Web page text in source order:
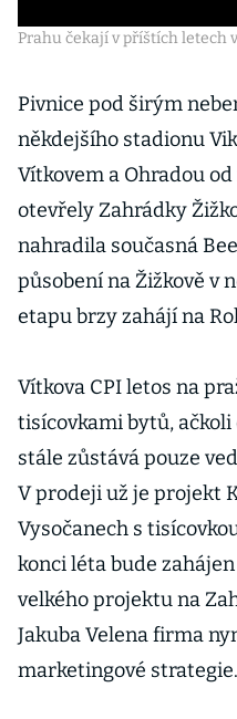
Prahu čekají v příštích letech
Pivnice pod širým
někdejšího stadionu
Vítkovem a Ohradou od
otevřely Zahrádky
nahradila současná
působení na Žižkově v
etapu brzy zahájí na
Vítkova CPI letos na
tisícovkami bytů,
stále zůstává pouze
V prodeji už je projekt
Vysočanech s
konci léta bude
velkého projektu na
Jakuba Velena firma
marketingové strategie.